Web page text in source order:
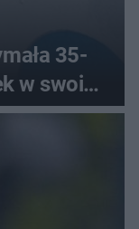
35-
w swoim